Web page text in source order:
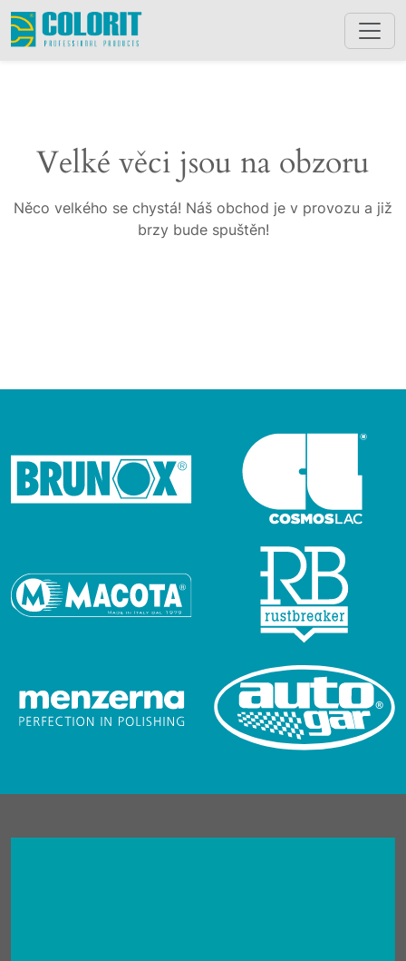
Velké věci jsou na obzoru
Něco velkého se chystá! Náš obchod je v provozu a již
brzy bude spuštěn!